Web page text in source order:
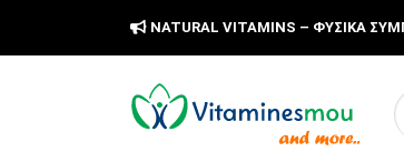
NATURAL VITAMINS – ΦΥΣΙΚΑ